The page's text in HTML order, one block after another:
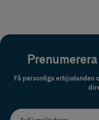
Få personliga erbjudanden